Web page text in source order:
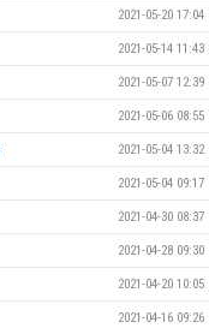
2021-05-20 17:04
2021-05-14 11:43
2021-05-07 12:39
2021-05-06 08:55
2021-05-04 13:32
2021-05-04 09:17
2021-04-30 08:37
2021-04-28 09:30
2021-04-20 10:05
2021-04-16 09:26